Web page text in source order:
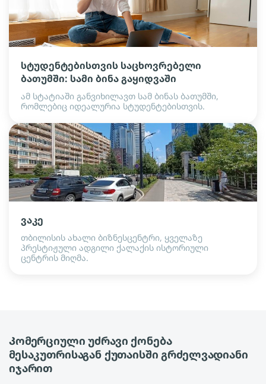
სტუდენტებისთვის საცხოვრებელი
ბათუმში: სამი ბინა გაყიდვაში
ამ სტატიაში განვიხილავთ სამ ბინას ბათუმში,
რომლებიც იდეალურია სტუდენტებისთვის.
ვაკე
თბილისის ახალი ბიზნესცენტრი, ყველაზე
პრესტიჟული ადგილი ქალაქის ისტორიული
ცენტრის მიღმა.
Კომერციული უძრავი ქონება
მესაკუთრისაგან ქუთაისში გრძელვადიანი
იჯარით